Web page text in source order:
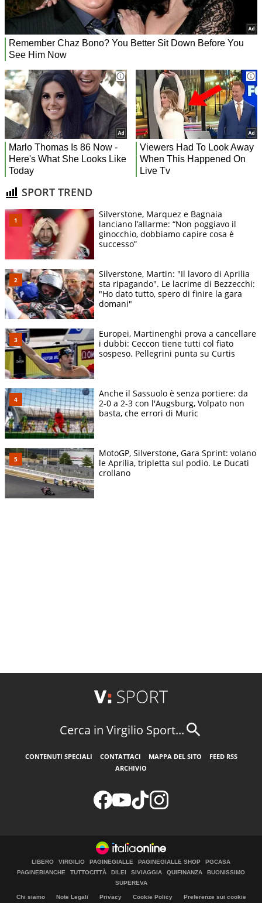
SPORT TREND
Silverstone, Marquez e Bagnaia
lanciano l’allarme: “Non poggiavo il
ginocchio, dobbiamo capire cosa è
successo”
Silverstone, Martin: "Il lavoro di Aprilia
sta ripagando". Le lacrime di Bezzecchi:
"Ho dato tutto, spero di finire la gara
domani"
Europei, Martinenghi prova a cancellare
i dubbi: Ceccon tiene tutti col fiato
sospeso. Pellegrini punta su Curtis
Anche il Sassuolo è senza portiere: da
2-0 a 2-3 con l'Augsburg, Volpato non
basta, che errori di Muric
MotoGP, Silverstone, Gara Sprint: volano
le Aprilia, tripletta sul podio. Le Ducati
crollano
Cerca in Virgilio Sport...
CONTENUTI SPECIALI CONTATTACI MAPPA DEL SITO
FEED RSS
ARCHIVIO
LIBERO VIRGILIO PAGINEGIALLE PAGINEGIALLE SHOP
PGCASA
PAGINEBIANCHE
TUTTOCITTÀ DILEI SIVIAGGIA QUIFINANZA
BUONISSIMO
SUPEREVA
Chi siamo Note Legali Privacy Cookie Policy Preferenze sui cookie